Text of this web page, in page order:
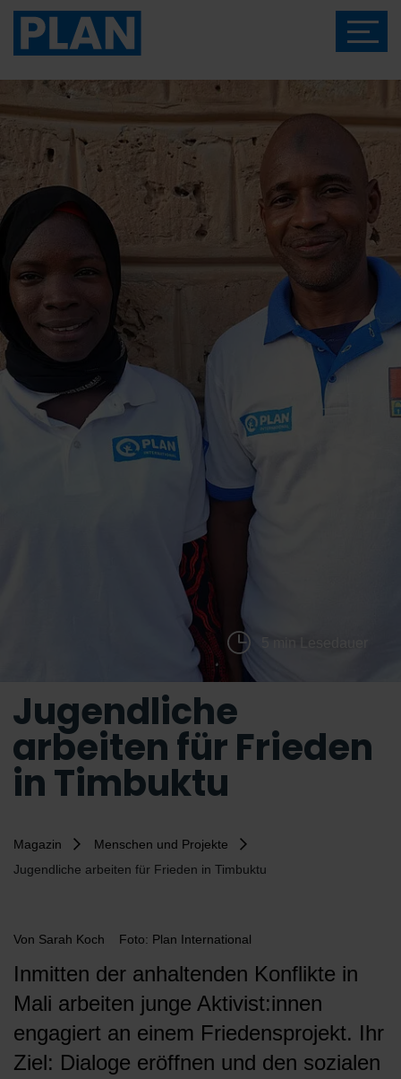
Jugendliche
arbeiten für Frieden
in Timbuktu
Magazin
Menschen und Projekte
Jugendliche arbeiten für Frieden in Timbuktu
Von Sarah Koch Foto: Plan International
Inmitten der anhaltenden Konflikte in
Mali arbeiten junge Aktivist:innen
engagiert an einem Friedensprojekt. Ihr
Ziel: Dialoge eröffnen und den sozialen